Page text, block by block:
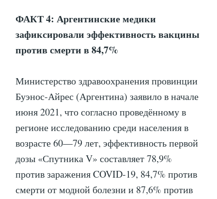
ФАКТ 4: Аргентинские медики
зафиксировали эффективность вакцины
против смерти в 84,7%
Министерство здравоохранения провинции
Буэнос-Айрес (Аргентина) заявило в начале
июня 2021, что согласно проведённому в
регионе исследованию среди населения в
возрасте 60—79 лет, эффективность первой
дозы «Спутника V» составляет 78,9%
против заражения COVID-19, 84,7% против
смерти от модной болезни и 87,6% против